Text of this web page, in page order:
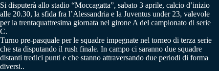
Si disputerà allo stadio “Moccagatta”, sabato 3 aprile, calcio d’inizio
alle 20.30, la sfida fra l’Alessandria e la Juventus under 23, valevole
per la trentaquattresima giornata nel girone A del campionato di serie
C.
Turno pre-pasquale per le squadre impegnate nel torneo di terza serie
che sta disputando il rush finale. In campo ci saranno due squadre
distanti tredici punti e che stanno attraversando due periodi di forma
diversi..